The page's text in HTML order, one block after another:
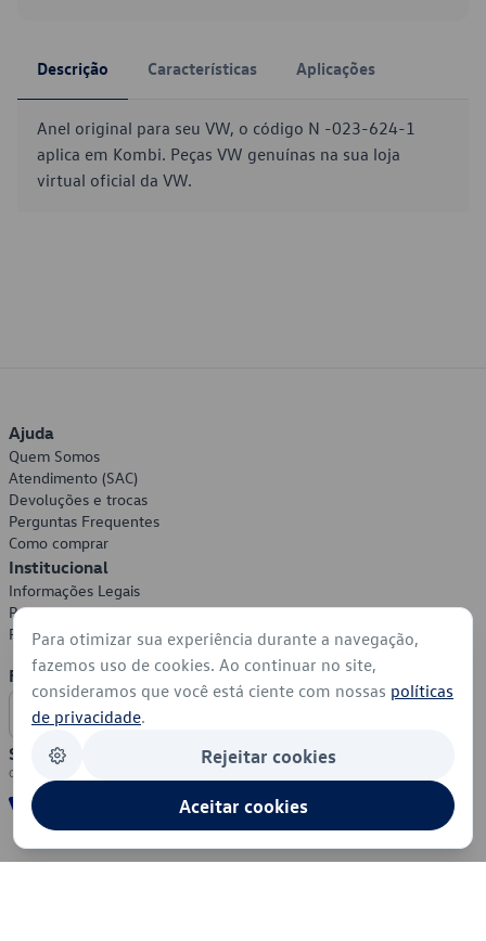
Descrição Características Aplicações
Anel original para seu VW, o código N -023-624-1
aplica em Kombi. Peças VW genuínas na sua loja
virtual oficial da VW.
Ajuda
Quem Somos
Atendimento (SAC)
Devoluções e trocas
Perguntas Frequentes
Como comprar
Institucional
Informações Legais
Política de Privacidade
Política de Cookies
Formas de Pagamento
Segurança
Para otimizar sua experiência durante a navegação,
fazemos uso de cookies. Ao continuar no site,
consideramos que você está ciente com nossas políticas
de privacidade.
Rejeitar cookies
Aceitar cookies